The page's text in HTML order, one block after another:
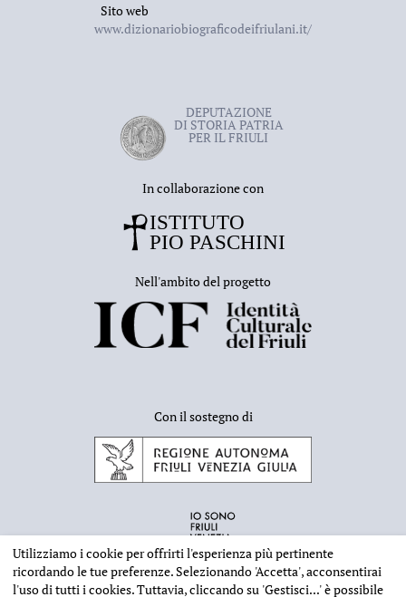
Sito web
www.dizionariobiograficodeifriulani.it/
DEPUTAZIONE
DI STORIA PATRIA
PER IL FRIULI
In collaborazione con
Nell'ambito del progetto
Con il sostegno di
Utilizziamo i cookie per offrirti l'esperienza più pertinente
ricordando le tue preferenze. Selezionando 'Accetta', acconsentirai
l'uso di tutti i cookies. Tuttavia, cliccando su 'Gestisci...'è possibile